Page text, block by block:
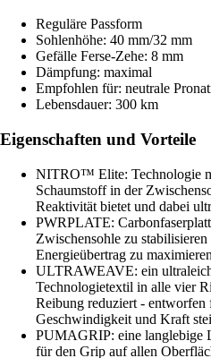
Reguläre Passform
Sohlenhöhe: 40 mm/32 mm
Gefälle Ferse-Zehe: 8 mm
Dämpfung: maximal
Empfohlen für: neutrale
Lebensdauer: 300 km
Eigenschaften und Vorteile
NITRO™ Elite: Technologie
Schaumstoff in der
Reaktivität bietet und dabei
PWRPLATE:
Zwischensohle zu
Energieübertrag zu maximieren
ULTRAWEAVE: ein
Technologietextil in alle vier
Reibung reduziert -
Geschwindigkeit und Kraft
PUMAGRIP: eine langlebige
für den Grip auf allen